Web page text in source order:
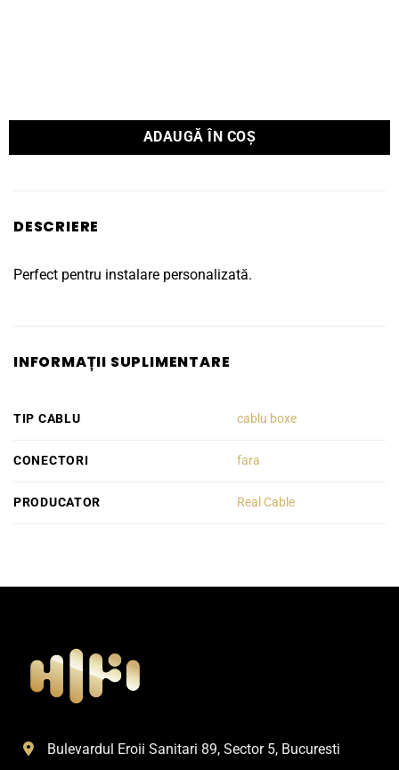
ADAUGĂ ÎN COȘ
DESCRIERE
Perfect pentru instalare personalizată.
INFORMAȚII SUPLIMENTARE
TIP CABLU cablu boxe
CONECTORI fara
PRODUCATOR Real Cable
Bulevardul Eroii Sanitari 89, Sector 5, Bucuresti